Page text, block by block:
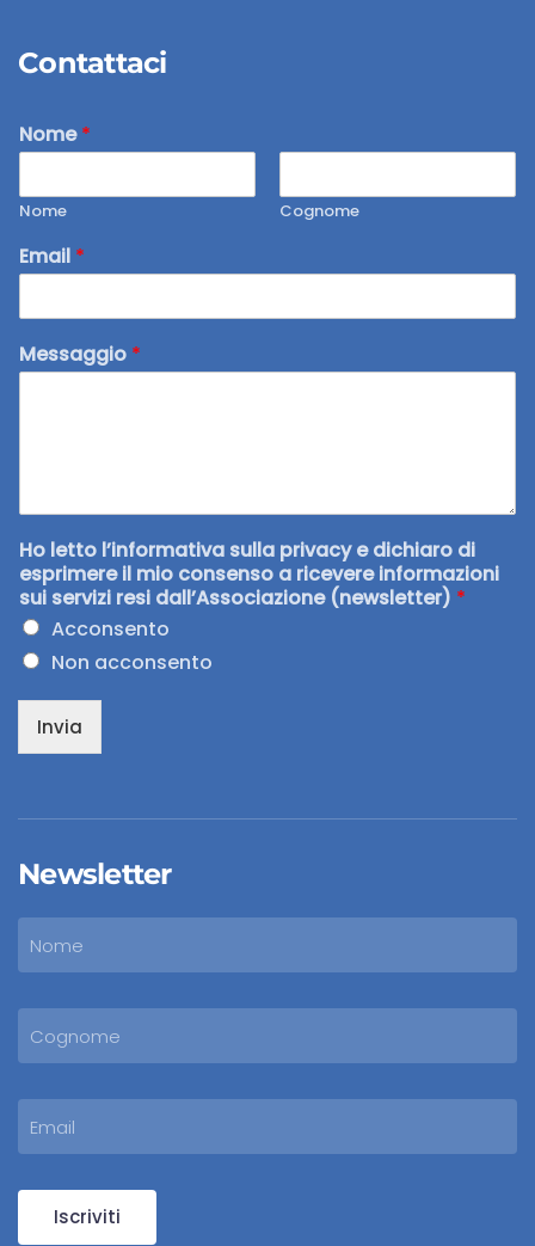
Contattaci
Nome*
Nome Cognome
Email *
Messaggio *
Ho letto l’informativa sulla privacy e dichiaro di
esprimere il mio consenso a ricevere informazioni
sui servizi resi dall’Associazione (newsletter) *
Acconsento
Non acconsento
Invia
Newsletter
Iscriviti